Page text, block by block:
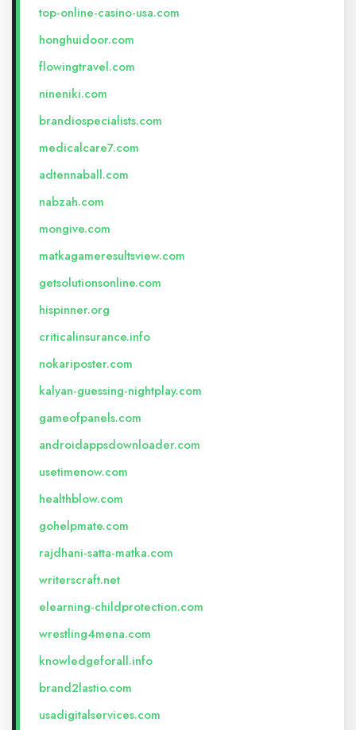
top-online-casino-usa.com
honghuidoor.com
flowingtravel.com
nineniki.com
brandiospecialists.com
medicalcare7.com
adtennaball.com
nabzah.com
mongive.com
matkagameresultsview.com
getsolutionsonline.com
hispinner.org
criticalinsurance.info
nokariposter.com
kalyan-guessing-nightplay.com
gameofpanels.com
androidappsdownloader.com
usetimenow.com
healthblow.com
gohelpmate.com
rajdhani-satta-matka.com
writerscraft.net
elearning-childprotection.com
wrestling4mena.com
knowledgeforall.info
brand2lastio.com
usadigitalservices.com